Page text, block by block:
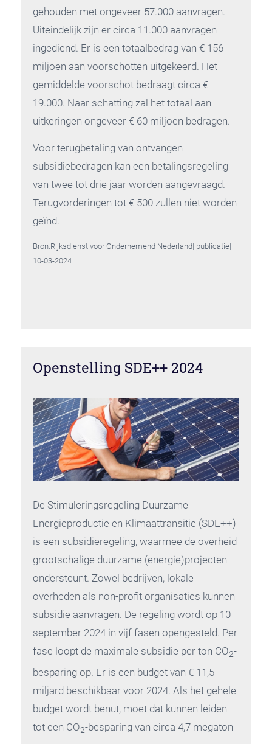
gehouden met ongeveer 57.000 aanvragen.
Uiteindelijk zijn er circa 11.000 aanvragen
ingediend. Er is een totaalbedrag van € 156
miljoen aan voorschotten uitgekeerd. Het
gemiddelde voorschot bedraagt circa €
19.000. Naar schatting zal het totaal aan
uitkeringen ongeveer € 60 miljoen bedragen.
Voor terugbetaling van ontvangen
subsidiebedragen kan een betalingsregeling
van twee tot drie jaar worden aangevraagd.
Terugvorderingen tot € 500 zullen niet worden
geïnd.
Bron:Rijksdienst voor Ondernemend Nederland| publicatie|
10-03-2024
Openstelling SDE++ 2024
De Stimuleringsregeling Duurzame
Energieproductie en Klimaattransitie (SDE++)
is een subsidieregeling, waarmee de overheid
grootschalige duurzame (energie)projecten
ondersteunt. Zowel bedrijven, lokale
overheden als non-profit organisaties kunnen
subsidie aanvragen. De regeling wordt op 10
september 2024 in vijf fasen opengesteld. Per
fase loopt de maximale subsidie per ton CO2-
besparing op. Er is een budget van € 11,5
miljard beschikbaar voor 2024. Als het gehele
budget wordt benut, moet dat kunnen leiden
tot een CO2-besparing van circa 4,7 megaton